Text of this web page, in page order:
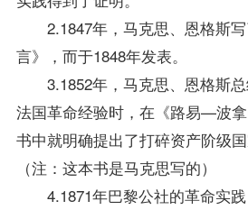
2.1847年，马克思、恩格斯写
言》，而于1848年发表。
3.1852年，马克思、恩格斯
法国革命经验时，在《路易—波
书中就明确提出了打碎资产阶级国
（注：这本书是马克思写的）
4.1871年巴黎公社的革命实践